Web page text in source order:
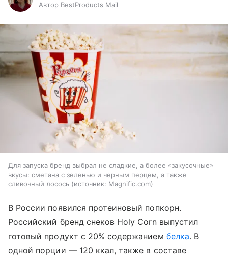
Автор BestProducts Mail
Для запуска бренд выбрал не сладкие, а более «закусочные»
вкусы: сметана с зеленью и черным перцем, а также
сливочный лосось
источник: Magnific.com
В России появился протеиновый попкорн.
Российский бренд снеков Holy Corn выпустил
готовый продукт с 20% содержанием белка. В
одной порции — 120 ккал, также в составе